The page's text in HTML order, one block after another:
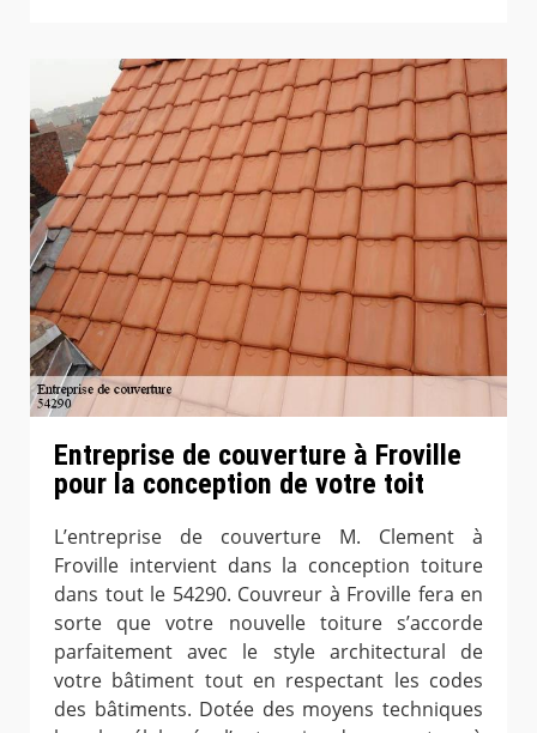
Entreprise de couverture à Froville
pour la conception de votre toit
L’entreprise de couverture M. Clement à
Froville intervient dans la conception toiture
dans tout le 54290. Couvreur à Froville fera en
sorte que votre nouvelle toiture s’accorde
parfaitement avec le style architectural de
votre bâtiment tout en respectant les codes
des bâtiments. Dotée des moyens techniques